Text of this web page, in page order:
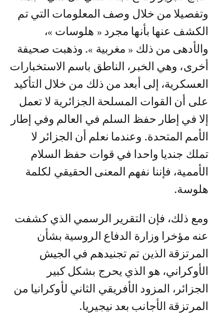
وتفصيلا من خلال وصف المعلومات التي تم
الكشف عنها بأنها مجرد « هلوسات »،
والأدهى من ذلك « مغربية ». وذهبت صحيفة
أخرى، وهي الخبر، الناطق باسم الاستخبارات
العسكرية، إلى أبعد من ذلك من خلال التأكيد
على أن القوات المسلحة الجزائرية لا تعمل
إلا في إطار حفظ السلم في العالم وفي إطار
الأمم المتحدة. وعندما نعلم أن الجزائر لا
تملك جنديا واحدا في قوات حفظ السلام
الأممية، فإننا نفهم المعنى الحقيقي لكلمة
هلوسة.
ومع ذلك، فإن التقرير الرسمي الذي كشفت
عنه مؤخرا وزارة الدفاع الروسية بشأن
المرتزقة الذين تم تجنيدهم في الجيش
الأوكراني، هو الذي يحرج بشكل كبير
الجزائر، المزود الأفريقي الثاني لأوكرانيا من
المرتزقة الأجانب بعد نيجيريا.